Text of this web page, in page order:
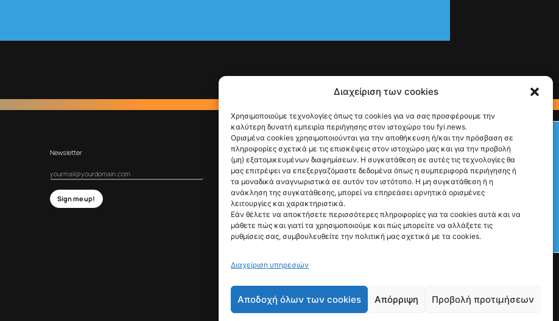
Διαχείριση των cookies
Χρησιμοποιούμε τεχνολογίες όπως τα cookies για να σας προσφέρουμε την
καλύτερη δυνατή εμπειρία περιήγησης στον ιστοχώρο του fyi.news.
Ορισμένα cookies χρησιμοποιούνται για την αποθήκευση ή/και την πρόσβαση σε
πληροφορίες σχετικά με τις επισκέψεις στον ιστοχώρο μας και για την προβολή
(μη) εξατομικευμένων διαφημίσεων. Η συγκατάθεση σε αυτές τις τεχνολογίες θα
μας επιτρέψει να επεξεργαζόμαστε δεδομένα όπως η συμπεριφορά περιήγησης ή
τα μοναδικά αναγνωριστικά σε αυτόν τον ιστότοπο. Η μη συγκατάθεση ή η
ανάκληση της συγκατάθεσης, μπορεί να επηρεάσει αρνητικά ορισμένες
λειτουργίες και χαρακτηριστικά.
Εάν θέλετε να αποκτήσετε περισσότερες πληροφορίες για τα cookies αυτά και να
μάθετε πώς και γιατί τα χρησιμοποιούμε και πώς μπορείτε να αλλάξετε τις
ρυθμίσεις σας, συμβουλευθείτε την πολιτική μας σχετικά με τα cookies.
Διαχείριση υπηρεσιών
Αποδοχή όλων των cookies Απόρριψη Προβολή προτιμήσεων
Check This!
Γιατί Υπάρχουμε
Newsletter
Sign me up!
Ακολούθησέ μας
ΙΔΙΟΚΤΗΣΙΑ: FYI NEWS ΜΟΝΟΠΡΟΣΩΠΗ Α.Ε © 2026